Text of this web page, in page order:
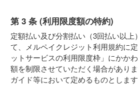
第 3 条 (利用限度額の特約)
定額払い及び分割払い（3回払い以上
て、メルペイクレジット利用規約に
ットサービスの利用限度枠」にかか
額を制限させていただく場合があり
ガイド等において定めるものとします